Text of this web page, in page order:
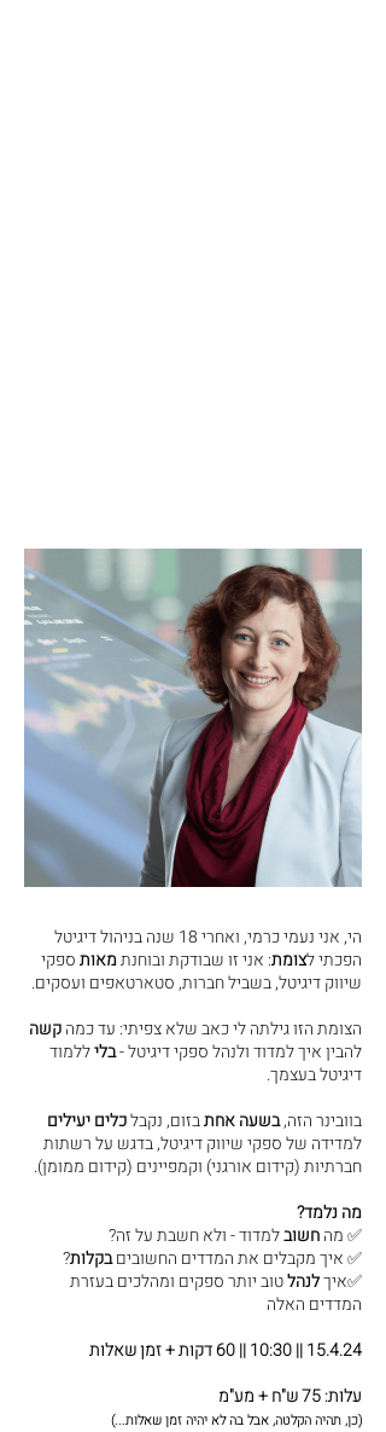
הי, אני נעמי כרמי, ואחרי 18 שנה בניהול דיגיטל
הפכתי לצומת: אני זו שבודקת ובוחנתמאותספקי
שיווק דיגיטל, בשביל חברות, סטארטאפים ועסקים.
הצומת הזו גילתה לי כאב שלא צפיתי: עד כמהקשה
להבין איך למדוד ולנהל ספקי דיגיטל -בליללמוד
דיגיטל בעצמך.
בוובינר הזה,בשעה אחתבזום, נקבלכלים יעילים
למדידה של ספקי שיווק דיגיטל, בדגש על רשתות
חברתיות (קידום אורגני) וקמפיינים (קידום ממומן).
מה נלמד?
✅ מהחשובלמדוד - ולא חשבת על זה?
✅איך מקבלים את המדדים החשוביםבקלות?
✅איךלנהלטוב יותר ספקים ומהלכים בעזרת
המדדים האלה
15.4.24 || 10:30 || 60 דקות + זמן שאלות
עלות: 75 ש"ח + מע"מ
(כן, תהיה הקלטה, אבל בה לא יהיה זמן שאלות...)